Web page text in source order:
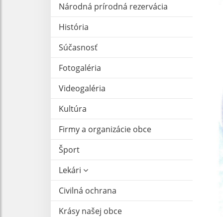
Národná prírodná rezervácia
História
Súčasnosť
Fotogaléria
Videogaléria
Kultúra
Firmy a organizácie obce
Šport
Lekári
Civilná ochrana
Krásy našej obce